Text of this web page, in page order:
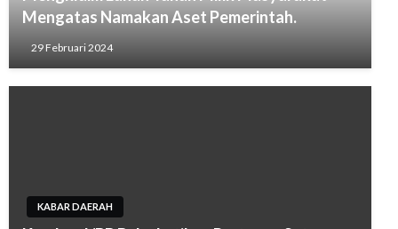
Mengatas Namakan Aset Pemerintah.
29 Februari 2024
KABAR DAERAH